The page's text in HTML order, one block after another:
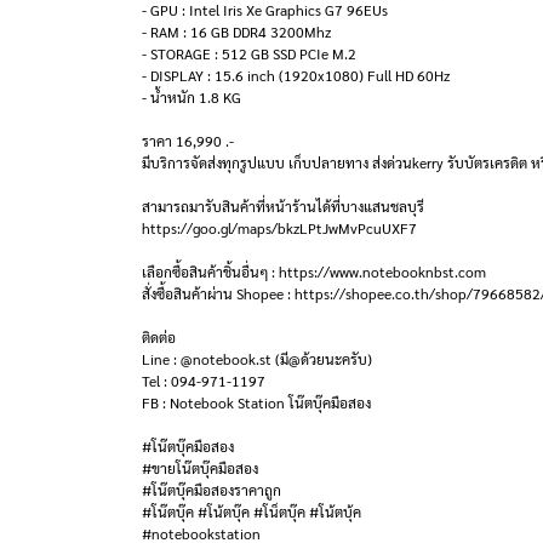
- GPU : Intel Iris Xe Graphics G7 96EUs
- RAM : 16 GB DDR4 3200Mhz
- STORAGE : 512 GB SSD PCIe M.2
- DISPLAY : 15.6 inch (1920x1080) Full HD 60Hz
- น้ำหนัก 1.8 KG
ราคา 16,990 .-
มีบริการจัดส่งทุกรูปแบบ เก็บปลายทาง ส่งด่วนkerry รับบัตรเครดิต
สามารถมารับสินค้าที่หน้าร้านได้ที่บางแสนชลบุรี
https://goo.gl/maps/bkzLPtJwMvPcuUXF7
เลือกซื้อสินค้าชิ้นอื่นๆ : https://www.notebooknbst.com
สั่งซื้อสินค้าผ่าน Shopee : https://shopee.co.th/shop/
ติดต่อ
Line : @notebook.st (มี@ด้วยนะครับ)
Tel : 094-971-1197
FB : Notebook Station โน๊ตบุ๊คมือสอง
#โน๊ตบุ๊คมือสอง
#ขายโน๊ตบุ๊คมือสอง
#โน๊ตบุ๊คมือสองราคาถูก
#โน๊ตบุ๊ค #โน้ตบุ๊ค #โน็ตบุ๊ค #โน้ตบุ้ค
#notebookstation